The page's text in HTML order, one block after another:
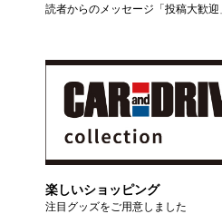
読者からのメッセージ「投稿大歓迎
楽しいショッピング
注目グッズをご用意しました